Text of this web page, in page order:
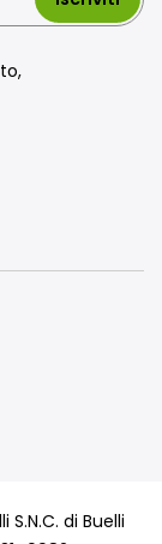
S.N.C. di Buelli